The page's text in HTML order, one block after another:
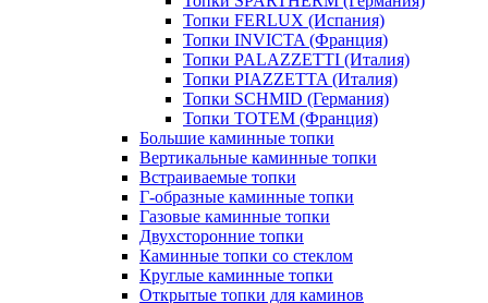
Топки FERLUX (Испания)
Топки INVICTA (Франция)
Топки PALAZZETTI (Италия)
Топки PIAZZETTA (Италия)
Топки SCHMID (Германия)
Топки TOTEM (Франция)
Большие каминные топки
Вертикальные каминные топки
Встраиваемые топки
Г-образные каминные топки
Газовые каминные топки
Двухсторонние топки
Каминные топки со стеклом
Круглые каминные топки
Открытые топки для каминов